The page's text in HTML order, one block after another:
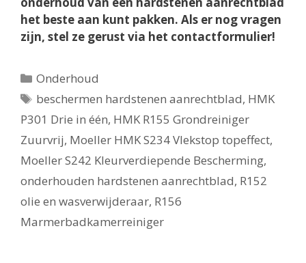
het beste aan kunt pakken. Als er nog vragen
zijn, stel ze gerust via het contactformulier!
Categorieën
Onderhoud
Tags
beschermen hardstenen aanrechtblad, HMK
P301 Drie in één, HMK R155 Grondreiniger
Zuurvrij, Moeller HMK S234 Vlekstop topeffect,
Moeller S242 Kleurverdiepende Bescherming,
onderhouden hardstenen aanrechtblad, R152
olie en wasverwijderaar, R156
Marmerbadkamerreiniger